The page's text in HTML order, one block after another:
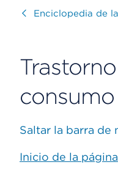
Visitar
Enciclopedia de
Saltar la barra de
Inicio de la página